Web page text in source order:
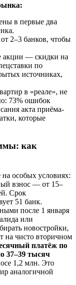
в первые два
2–3 банков, чтобы
акции — скидки на
по
источниках,
в «реале», не
73% ошибок
акта приёма-
которые
как
на особых условиях:
взнос — от 15–
Срок
51 банк.
после 1 января
или
новостройки,
на чисто вторичном
платёж по
37–39 тысяч
1,2 млн. Это
аналогичной